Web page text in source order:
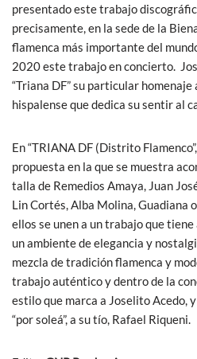
presentado este trabajo
precisamente, en la sede de la
flamenca más importante del
2020 este trabajo en concierto.
“Triana DF” su particular
hispalense que dedica su sentir al
En “TRIANA DF (Distrito
propuesta en la que se muestra
talla de Remedios Amaya, Juan
Lin Cortés, Alba Molina, Guadiana
ellos se unen a un trabajo que
un ambiente de elegancia y
mezcla de tradición flamenca y
trabajo auténtico y dentro de la
estilo que marca a Joselito Acedo,
“por soleá”, a su tío, Rafael Riqueni.